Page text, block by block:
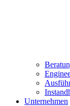
Unternehmen